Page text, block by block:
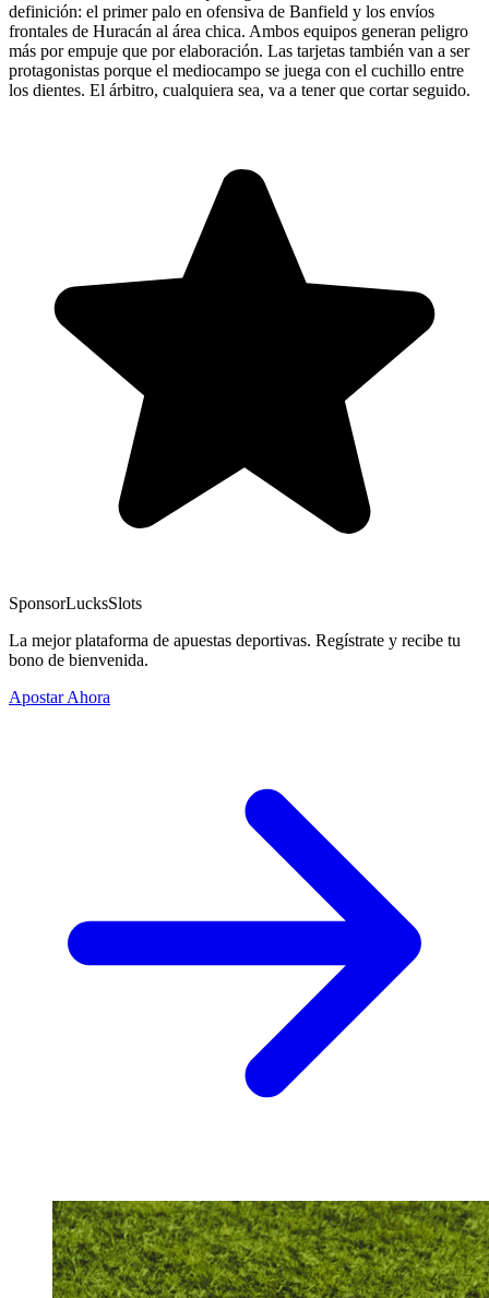
definición: el primer palo en ofensiva de Banfield y los envíos
frontales de Huracán al área chica. Ambos equipos generan peligro
más por empuje que por elaboración. Las tarjetas también van a ser
protagonistas porque el mediocampo se juega con el cuchillo entre
los dientes. El árbitro, cualquiera sea, va a tener que cortar seguido.
SponsorLucksSlots
La mejor plataforma de apuestas deportivas. Regístrate y recibe tu
bono de bienvenida.
Apostar Ahora